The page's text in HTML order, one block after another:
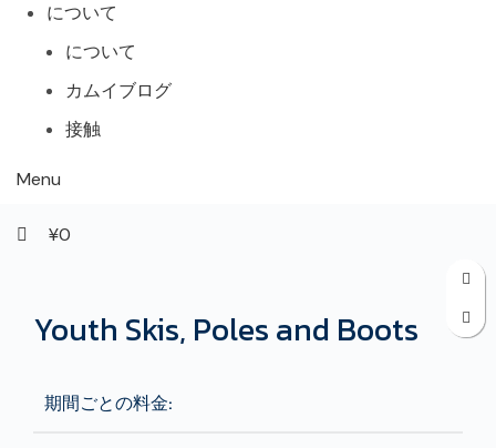
について
について
カムイブログ
接触
Menu
¥0
Youth Skis, Poles and Boots
期間ごとの料金: